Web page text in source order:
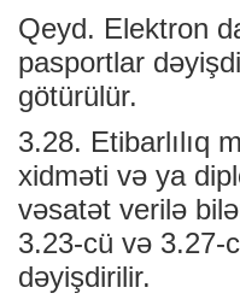
Qeyd. Elektron
pasportlar
götürülür.
3.28. Etibarlılıq
xidməti və ya
vəsatət verilə
3.23-cü və 3.27-
dəyişdirilir.